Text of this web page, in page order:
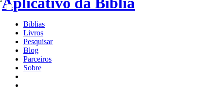
Bíblias
Livros
Pesquisar
Blog
Parceiros
Sobre